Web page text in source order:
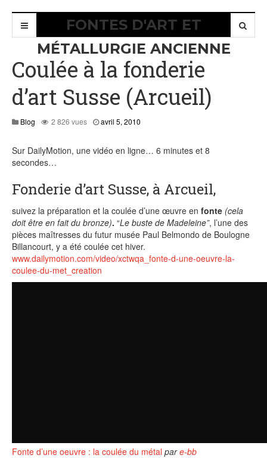
FONTES D'ART ET
MÉTALLURGIE ANCIENNE
Coulée à la fonderie
d’art Susse (Arcueil)
Blog 2 826 vues avril 5, 2010
Sur DailyMotion, une vidéo en ligne… 6 minutes et 8
secondes…
Fonderie d’art Susse, à Arcueil,
suivez la préparation et la coulée d’une œuvre en fonte (cela
doit être en fait du bronze). “Le buste de Madeleine”, l’une des
pièces maîtresses du futur musée Paul Belmondo de Boulogne
Billancourt, y a été coulée cet hiver.
www.dailymotion.com/video/xctwqa_fonte-d-une-oeuvre-la-
coulee-du-met_creation
Fonte d’une oeuvre : la coulée du métal pare-bb